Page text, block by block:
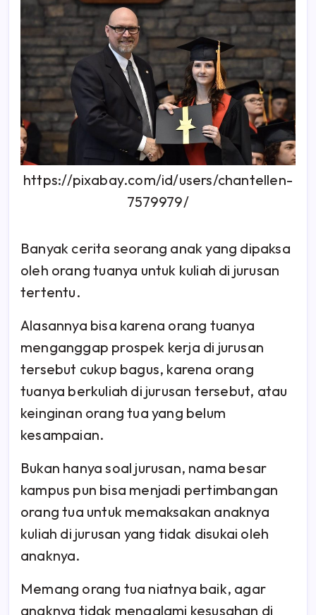
https://pixabay.com/id/users/chantellen-
7579979/
Banyak cerita seorang anak yang dipaksa
oleh orang tuanya untuk kuliah di jurusan
tertentu.
Alasannya bisa karena orang tuanya
menganggap prospek kerja di jurusan
tersebut cukup bagus, karena orang
tuanya berkuliah di jurusan tersebut, atau
keinginan orang tua yang belum
kesampaian.
Bukan hanya soal jurusan, nama besar
kampus pun bisa menjadi pertimbangan
orang tua untuk memaksakan anaknya
kuliah di jurusan yang tidak disukai oleh
anaknya.
Memang orang tua niatnya baik, agar
anaknya tidak mengalami kesusahan di